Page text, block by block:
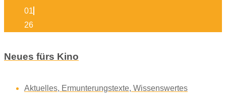
01
26
Neues fürs Kino
Aktuelles, Ermunterungstexte, Wissenswertes